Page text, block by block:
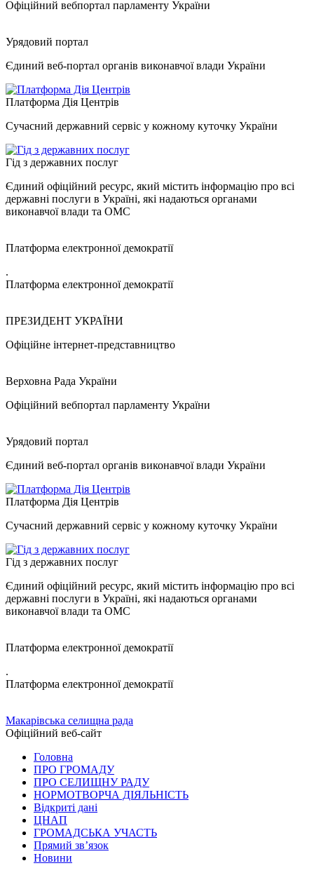
Офіційний вебпортал парламенту України
Урядовий портал
Єдиний веб-портал органів виконавчої влади України
Платформа Дія Центрів
Сучасний державний сервіс у кожному куточку України
Гід з державних послуг
Єдиний офіційний ресурс, який містить інформацію про всі
державні послуги в Україні, які надаються органами
виконавчої влади та ОМС
Платформа електронної демократії
.
Платформа електронної демократії
ПРЕЗИДЕНТ УКРАЇНИ
Офіційне інтернет-представництво
Верховна Рада України
Офіційний вебпортал парламенту України
Урядовий портал
Єдиний веб-портал органів виконавчої влади України
Платформа Дія Центрів
Сучасний державний сервіс у кожному куточку України
Гід з державних послуг
Єдиний офіційний ресурс, який містить інформацію про всі
державні послуги в Україні, які надаються органами
виконавчої влади та ОМС
Платформа електронної демократії
.
Платформа електронної демократії
Макарівська селищна рада
Офіційний веб-сайт
Головна
ПРО ГРОМАДУ
ПРО СЕЛИЩНУ РАДУ
НОРМОТВОРЧА ДІЯЛЬНІСТЬ
Відкриті дані
ЦНАП
ГРОМАДСЬКА УЧАСТЬ
Прямий зв’язок
Новини